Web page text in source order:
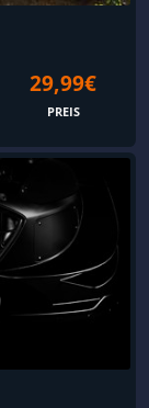
29,99€
PREIS